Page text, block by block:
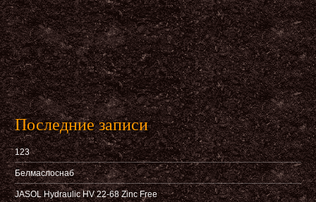
Последние записи
123
Белмаслоснаб
JASOL Hydraulic HV 22-68 Zinc Free